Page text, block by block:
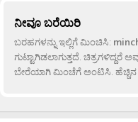
ನೀವೂ ಬರೆಯಿರಿ
ಬರಹಗಳನ್ನು ಇಲ್ಲಿಗೆ ಮಿಂಚಿಸಿ:
ಗುಟ್ಟಾಗಿಡಲಾಗುತ್ತದೆ.
ಬೇರೆಯಾಗಿ ಮಿಂಚೆಗೆ ಅಂಟಿಸಿ. ಹೆಚ್ಚಿನ